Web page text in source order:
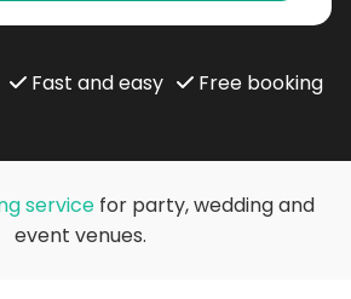
Fast and easy Free booking
service for party, wedding and
event venues.